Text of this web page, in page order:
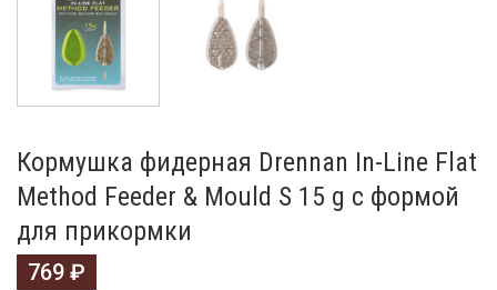
Кормушка фидерная Drennan In-Line Flat
Method Feeder & Mould S 15 g с формой
для прикормки
769 ₽